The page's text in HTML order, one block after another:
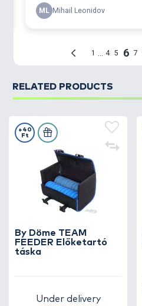
RELATED PRODUCTS
By Döme TEAM
FEEDER Előketartó
táska
+40
Ft
Under delivery